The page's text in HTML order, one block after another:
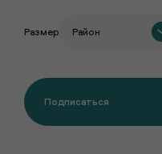
Размер Район
Подписаться